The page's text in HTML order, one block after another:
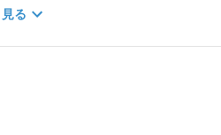
トップを目指す!! 令和のネオ不良漫画
、悪の巣窟に足を踏み入れた二人が
し!! 力なし!! ないないづくしの弱
ジーなヤンキー漫画爆誕！
る